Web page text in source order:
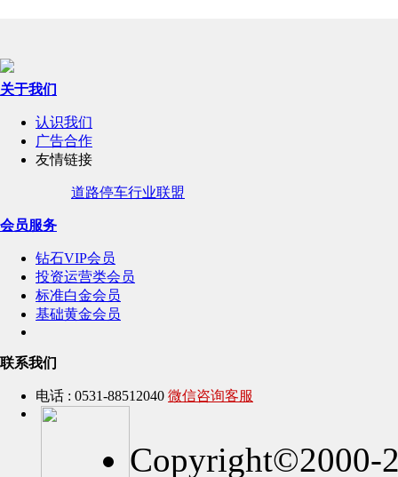
关于我们
认识我们
广告合作
友情链接
道路停车行业联盟
会员服务
钻石VIP会员
投资运营类会员
标准白金会员
基础黄金会员
联系我们
电话 : 0531-88512040 微信咨询客服
Copyright©2000-